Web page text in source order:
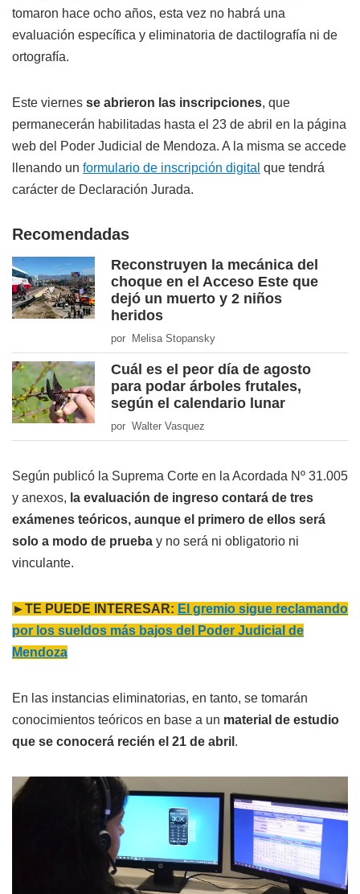
tomaron hace ocho años, esta vez no habrá una
evaluación específica y eliminatoria de dactilografía ni de
ortografía.
Este viernes se abrieron las inscripciones, que
permanecerán habilitadas hasta el 23 de abril en la página
web del Poder Judicial de Mendoza. A la misma se accede
llenando un formulario de inscripción digital que tendrá
carácter de Declaración Jurada.
Recomendadas
Reconstruyen la mecánica del
choque en el Acceso Este que
dejó un muerto y 2 niños
heridos
por Melisa Stopansky
Cuál es el peor día de agosto
para podar árboles frutales,
según el calendario lunar
por Walter Vasquez
Según publicó la Suprema Corte en la Acordada Nº 31.005
y anexos, la evaluación de ingreso contará de tres
exámenes teóricos, aunque el primero de ellos será
solo a modo de prueba y no será ni obligatorio ni
vinculante.
►TE PUEDE INTERESAR: El gremio sigue reclamando
por los sueldos más bajos del Poder Judicial de
Mendoza
En las instancias eliminatorias, en tanto, se tomarán
conocimientos teóricos en base a un material de estudio
que se conocerá recién el 21 de abril .